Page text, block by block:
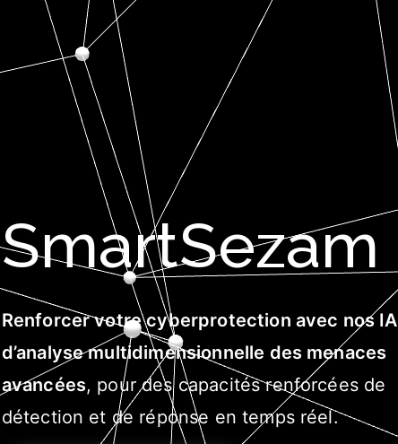
SmartSezam
Renforcer votre cyberprotection avec nos IA
d’analyse multidimensionnelle des menaces
avancées, pour des capacités renforcées de
détection et de réponse en temps réel.